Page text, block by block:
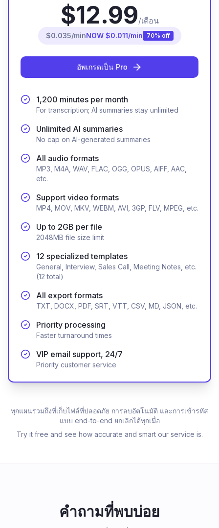
$12.99/เดือน
$0.035/minNOW $0.011/min 70% off
อัพเกรดเป็น Pro
1,200 minutes per month
For transcription; AI summaries stay unlimited
Unlimited AI summaries
No cap on AI-generated summaries
All audio formats
MP3, M4A, WAV, FLAC, OGG, OPUS, AIFF, AAC,
etc.
Support video formats
MP4, MOV, MKV, WEBM, AVI, 3GP, FLV, MPEG, etc.
Up to 2GB per file
2048MB file size limit
12 specialized templates
General, Interview, Sales Call, Meeting Notes, etc.
(12 total)
All export formats
TXT, DOCX, PDF, SRT, VTT, CSV, MD, JSON, etc.
Priority processing
Faster turnaround times
VIP email support, 24/7
Priority customer service
ทุกแผนรวมถึงที่เก็บไฟล์ที่ปลอดภัย การลบอัตโนมัติ และการเข้ารหัส
แบบ end-to-end ยกเลิกได้ทุกเมื่อ
Try it free and see how accurate and smart our service is.
คำถามที่พบบ่อย